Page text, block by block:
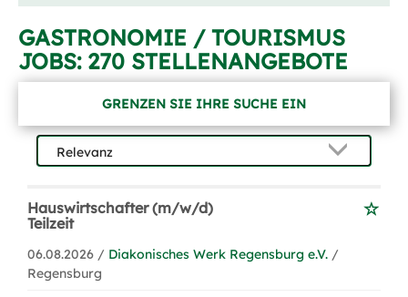
GASTRONOMIE / TOURISMUS
JOBS: 270 STELLENANGEBOTE
GRENZEN SIE IHRE SUCHE EIN
Hauswirtschafter (m/w/d)
Teilzeit
06.08.2026 / Diakonisches Werk Regensburg e.V. /
Regensburg